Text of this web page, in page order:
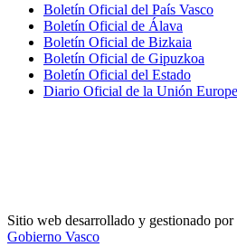
Boletín Oficial del País Vasco
Boletín Oficial de Álava
Boletín Oficial de Bizkaia
Boletín Oficial de Gipuzkoa
Boletín Oficial del Estado
Diario Oficial de la Unión
Sitio web desarrollado y gestionado por
Gobierno Vasco